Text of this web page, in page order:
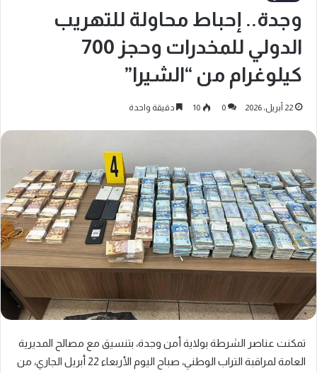
وجدة.. إحباط محاولة للتهريب
الدولي للمخدرات وحجز 700
كيلوغرام من “الشيرا”
22 أبريل، 2026 0
10 دقيقة واحدة
تمكنت عناصر الشرطة بولاية أمن وجدة، بتنسيق مع مصالح المديرية
العامة لمراقبة التراب الوطني، صباح اليوم الأربعاء 22 أبريل الجاري، من